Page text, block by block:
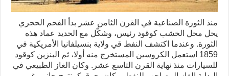
منذ الثورة الصناعية في القرن الثامن عشر بدأ الفحم الحجري
يحل محل الخشب كوقود رئيس، وشكّل مع الحديد عماد هذه
الثورة. وعندما اكتشف النفط قي ولاية بنسيلفانيا الأمريكية في
1859 استعمل الكروسين المستخرج منه أولا، ثم البنزين كوقود
للسيارات منذ نهاية القرن التاسع عشر. وكان الغاز الطبيعي في